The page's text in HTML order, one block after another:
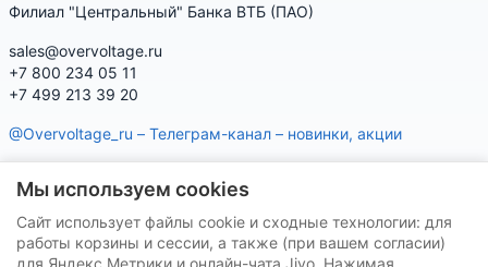
Филиал "Центральный" Банка ВТБ (ПАО)
sales@overvoltage.ru
+7 800 234 05 11
+7 499 213 39 20
@Overvoltage_ru – Телеграм-канал – новинки, акции
характеристики, наличие, подбор
Нашу продукцию Вы можете приобрести на маркетплейсах
Мы используем cookies
Сайт использует файлы cookie и сходные технологии: для
работы корзины и сессии, а также (при вашем согласии)
для Яндекс.Метрики и онлайн-чата Jivo. Нажимая